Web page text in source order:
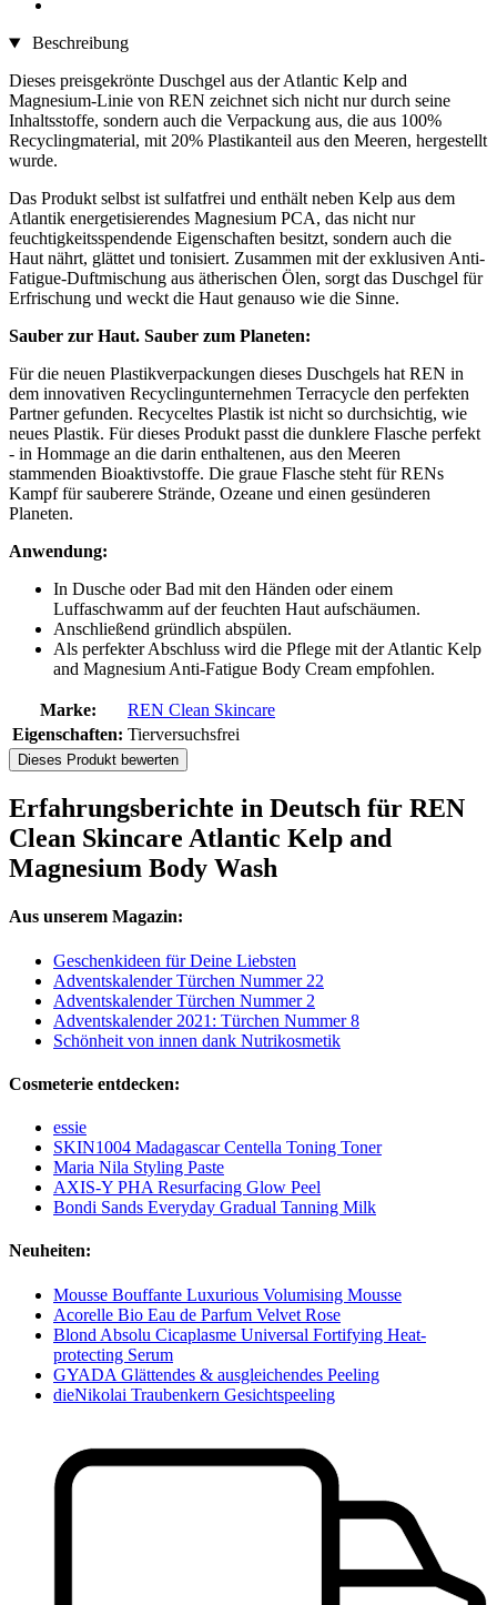
Beschreibung
Dieses preisgekrönte Duschgel aus der Atlantic Kelp and
Magnesium-Linie von REN zeichnet sich nicht nur durch seine
Inhaltsstoffe, sondern auch die Verpackung aus, die aus 100%
Recyclingmaterial, mit 20% Plastikanteil aus den Meeren, hergestellt
wurde.
Das Produkt selbst ist sulfatfrei und enthält neben Kelp aus dem
Atlantik energetisierendes Magnesium PCA, das nicht nur
feuchtigkeitsspendende Eigenschaften besitzt, sondern auch die
Haut nährt, glättet und tonisiert. Zusammen mit der exklusiven Anti-
Fatigue-Duftmischung aus ätherischen Ölen, sorgt das Duschgel für
Erfrischung und weckt die Haut genauso wie die Sinne.
Sauber zur Haut. Sauber zum Planeten:
Für die neuen Plastikverpackungen dieses Duschgels hat REN in
dem innovativen Recyclingunternehmen Terracycle den perfekten
Partner gefunden. Recyceltes Plastik ist nicht so durchsichtig, wie
neues Plastik. Für dieses Produkt passt die dunklere Flasche perfekt
- in Hommage an die darin enthaltenen, aus den Meeren
stammenden Bioaktivstoffe. Die graue Flasche steht für RENs
Kampf für sauberere Strände, Ozeane und einen gesünderen
Planeten.
Anwendung:
In Dusche oder Bad mit den Händen oder einem
Luffaschwamm auf der feuchten Haut aufschäumen.
Anschließend gründlich abspülen.
Als perfekter Abschluss wird die Pflege mit der Atlantic Kelp
and Magnesium Anti-Fatigue Body Cream empfohlen.
Marke:
REN Clean Skincare
Eigenschaften: Tierversuchsfrei
Dieses Produkt bewerten
Erfahrungsberichte in Deutsch für REN
Clean Skincare Atlantic Kelp and
Magnesium Body Wash
Aus unserem Magazin:
Geschenkideen für Deine Liebsten
Adventskalender Türchen Nummer 22
Adventskalender Türchen Nummer 2
Adventskalender 2021: Türchen Nummer 8
Schönheit von innen dank Nutrikosmetik
Cosmeterie entdecken:
essie
SKIN1004 Madagascar Centella Toning Toner
Maria Nila Styling Paste
AXIS-Y PHA Resurfacing Glow Peel
Bondi Sands Everyday Gradual Tanning Milk
Neuheiten:
Mousse Bouffante Luxurious Volumising Mousse
Acorelle Bio Eau de Parfum Velvet Rose
Blond Absolu Cicaplasme Universal Fortifying Heat-
protecting Serum
GYADA Glättendes & ausgleichendes Peeling
dieNikolai Traubenkern Gesichtspeeling